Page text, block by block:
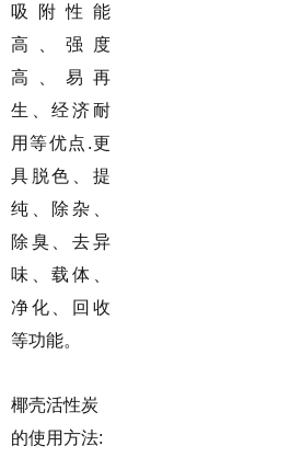
吸附性能
高、强度
高、易再
生、经济耐
用等优点.更
具脱色、提
纯、除杂、
除臭、去异
味、载体、
净化、回收
等功能。
椰壳活性炭
的使用方法: